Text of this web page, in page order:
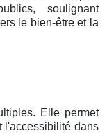
soulignant
le bien-être et la
Elle permet
l'accessibilité dans